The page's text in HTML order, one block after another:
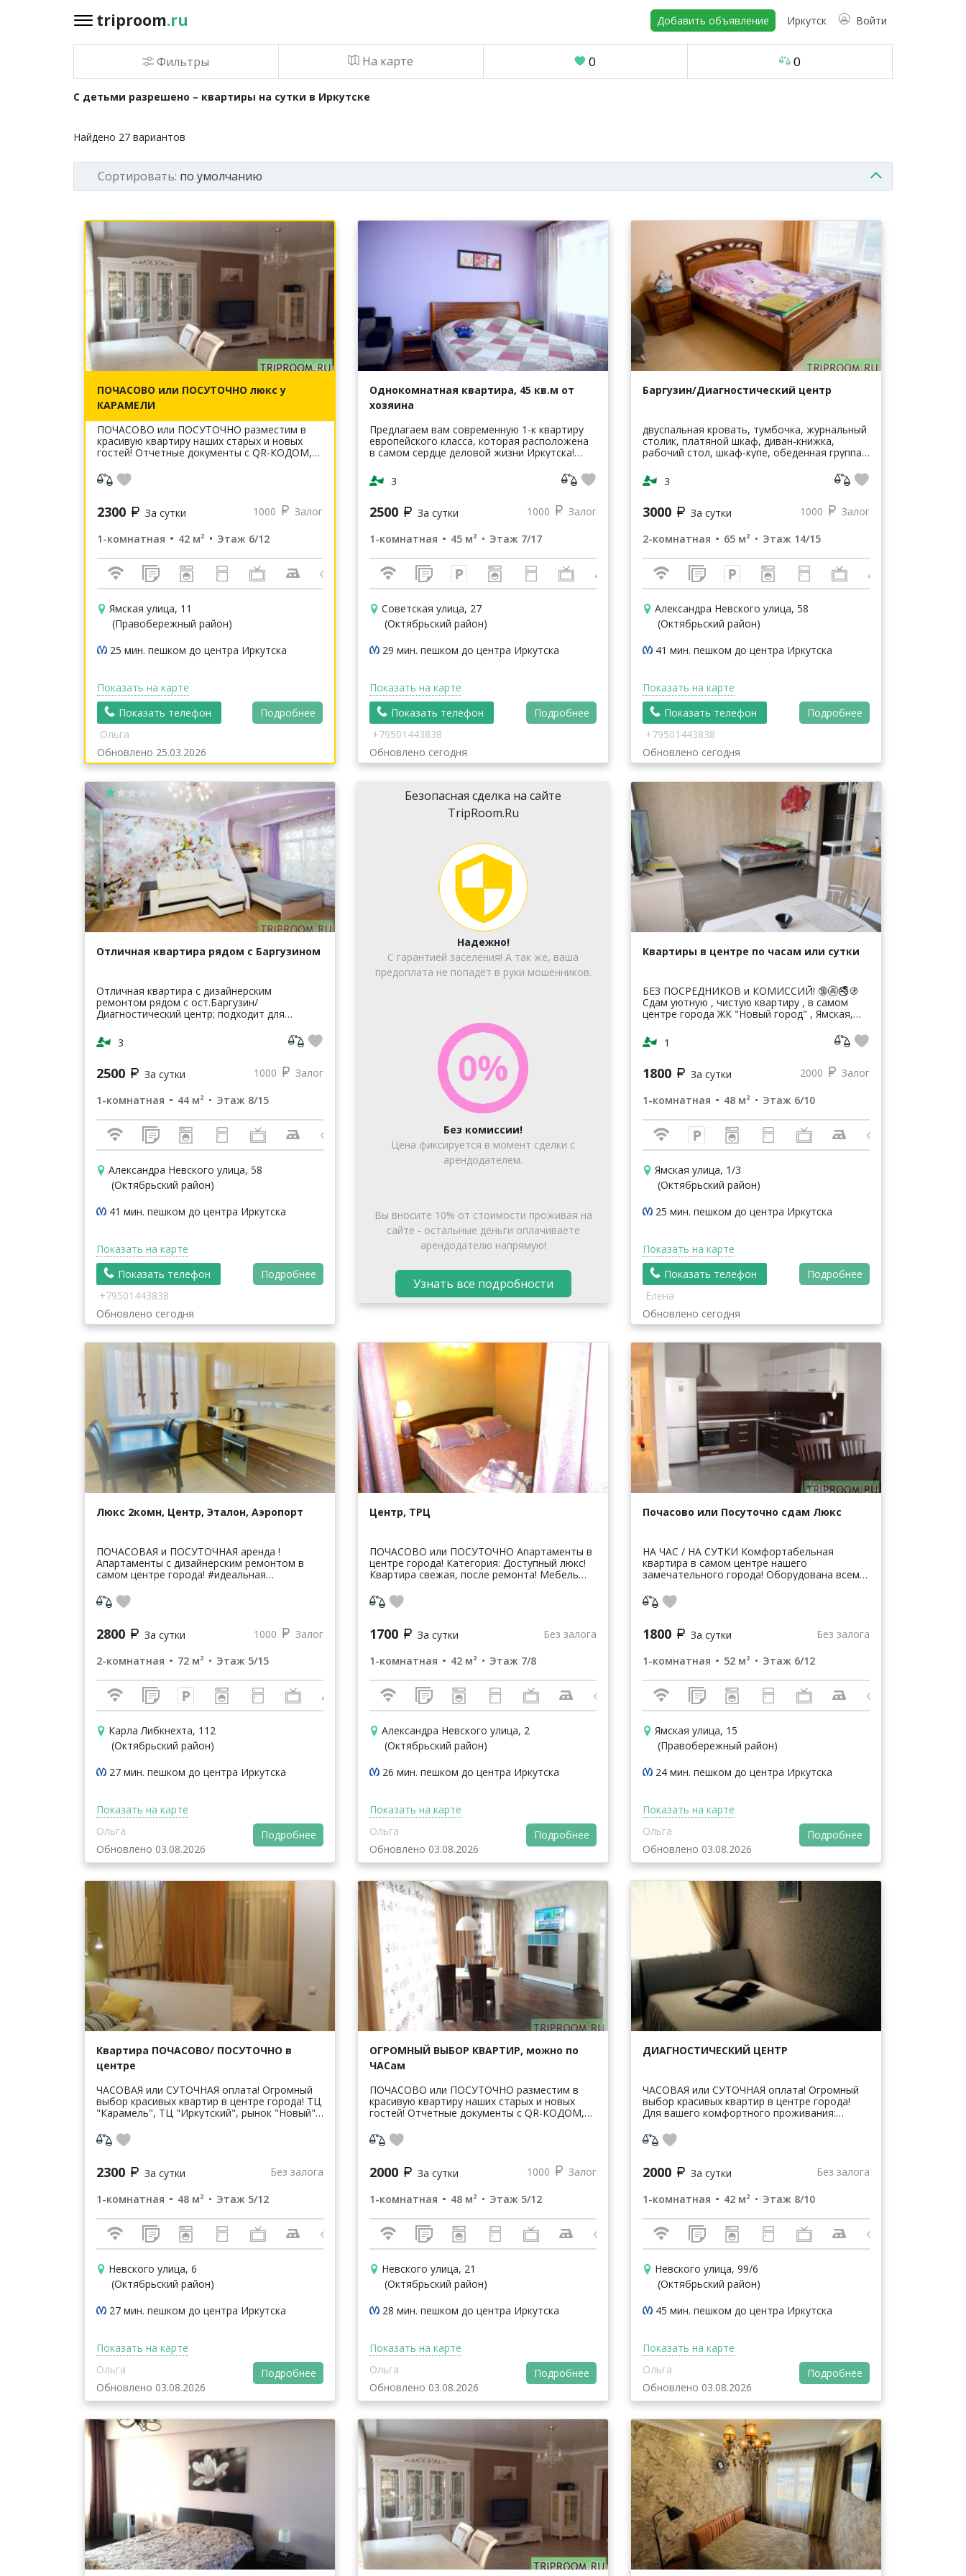
triproom.ru Добавить объявление Иркутск Войти
triproom.ru
Войти / Зарегистрироваться
Фильтры На карте 0 0
С детьми разрешено – квартиры на сутки в Иркутске
Найдено 27 вариантов
Сортировать: по умолчанию
ПОЧАСОВО или ПОСУТОЧНО люкс у
КАРАМЕЛИ
ПОЧАСОВО или ПОСУТОЧНО разместим в
красивую квартиру наших старых и новых
гостей! Отчетные документы с QR-КОДОМ,
2300 За сутки 1000
Залог
1-комнатная
42 м² Этаж 6/12
Ямская улица, 11
(Правобережный район)
25 мин. пешком до центра Иркутска
Показать на карте
Показать телефон
Подробнее
Ольга
Обновлено 25.03.2026
Однокомнатная квартира, 45 кв.м от
хозяина
Предлагаем вам современную 1-к квартиру
европейского класса, которая расположена
в самом сердце деловой жизни Иркутска!
стоимость зависит от сроков и перио...
3
2500 За сутки 1000
Залог
1-комнатная
45 м² Этаж 7/17
Советская улица, 27
(Октябрьский район)
29 мин. пешком до центра Иркутска
Показать на карте
Показать телефон
Подробнее
+79501443838
Обновлено сегодня
Баргузин/Диагностический центр
двуспальная кровать, тумбочка, журнальный
столик, платяной шкаф, диван-книжка,
рабочий стол, шкаф-купе, обеденная группа,
охраняемая стоянка, круглосуточная...
3
3000 За сутки 1000
Залог
2-комнатная
65 м² Этаж 14/15
Александра Невского улица, 58
(Октябрьский район)
41 мин. пешком до центра Иркутска
Показать на карте
Показать телефон
Подробнее
+79501443838
Обновлено сегодня
Отличная квартира рядом с Баргузином
Отличная квартира с дизайнерским
ремонтом рядом с ост.Баргузин/
Диагностический центр; подходит для
развитая инфраструктура: близость
супермаркетов, салон красоты,...
3
2500 За сутки 1000
Залог
1-комнатная
44 м² Этаж 8/15
Александра Невского улица, 58
(Октябрьский район)
41 мин. пешком до центра Иркутска
Показать на карте
Показать телефон
Подробнее
+79501443838
Обновлено сегодня
Безопасная сделка на сайте
TripRoom.Ru
Надежно!
С гарантией заселения! А так же, ваша
предоплата не попадет в руки мошенников.
Без комиссии!
Цена фиксируется в момент сделки с
арендодателем.
Вы вносите 10% от стоимости проживая на
сайте - остальные деньги оплачиваете
арендодателю напрямую!
Узнать все подробности
Квартиры в центре по часам или сутки
БЕЗ ПОСРЕДНИКОВ и КОМИССИЙ! 🔞🚱🚭🚯
Сдам уютную , чистую квартиру , в самом
центре города ЖК "Новый город" , Ямская,
Партизанская , Бесплатный Wi-Fi, кабел...
1
1800 За сутки 2000
Залог
1-комнатная
48 м² Этаж 6/10
Ямская улица, 1/3
(Октябрьский район)
25 мин. пешком до центра Иркутска
Показать на карте
Показать телефон
Подробнее
Елена
Обновлено сегодня
Люкс 2комн, Центр, Эталон, Аэропорт
ПОЧАСОВАЯ и ПОСУТОЧНАЯ аренда !
Апартаменты с дизайнерским ремонтом в
самом центре города! #идеальная
ремонт 2019года #современная мебель #вся
бытовая...
2800 За сутки 1000
Залог
2-комнатная
72 м² Этаж 5/15
Карла Либкнехта, 112
(Октябрьский район)
27 мин. пешком до центра Иркутска
Показать на карте
Ольга
Обновлено 03.08.2026
Подробнее
Центр, ТРЦ
ПОЧАСОВО или ПОСУТОЧНО Апартаменты в
центре города! Категория: Доступный люкс!
Квартира свежая, после ремонта! Мебель
необходимая бытовая техник...
1700 За сутки
Без залога
1-комнатная
42 м² Этаж 7/8
Александра Невского улица, 2
(Октябрьский район)
26 мин. пешком до центра Иркутска
Показать на карте
Ольга
Обновлено 03.08.2026
Подробнее
Почасово или Посуточно сдам Люкс
НА ЧАС / НА СУТКИ Комфортабельная
квартира в самом центре нашего
замечательного города! Оборудована всем
чтобы у нас в гостях вы почувствовали себя
как ...
1800 За сутки
Без залога
1-комнатная
52 м² Этаж 6/12
Ямская улица, 15
(Правобережный район)
24 мин. пешком до центра Иркутска
Показать на карте
Ольга
Обновлено 03.08.2026
Подробнее
Квартира ПОЧАСОВО/ ПОСУТОЧНО в
центре
ЧАСОВАЯ или СУТОЧНАЯ оплата! Огромный
выбор красивых квартир в центре города! ТЦ
"Карамель", ТЦ "Иркутский", рынок "Новый",
Ивано-Матренинская больниц...
2300 За сутки
Без залога
1-комнатная
48 м² Этаж 5/12
Невского улица, 6
(Октябрьский район)
27 мин. пешком до центра Иркутска
Показать на карте
Ольга
Обновлено 03.08.2026
Подробнее
ОГРОМНЫЙ ВЫБОР КВАРТИР, можно по
ЧАСам
ПОЧАСОВО или ПОСУТОЧНО разместим в
красивую квартиру наших старых и новых
гостей! Отчетные документы с QR-КОДОМ,
2000 За сутки 1000
Залог
1-комнатная
48 м² Этаж 5/12
Невского улица, 21
(Октябрьский район)
28 мин. пешком до центра Иркутска
Показать на карте
Ольга
Обновлено 03.08.2026
Подробнее
ДИАГНОСТИЧЕСКИЙ ЦЕНТР
ЧАСОВАЯ или СУТОЧНАЯ оплата! Огромный
выбор красивых квартир в центре города!
Для вашего комфортного проживания:
кабельное ТВ, бесплатный Wi-Fi. Неосп...
2000 За сутки
Без залога
1-комнатная
42 м² Этаж 8/10
Невского улица, 99/6
(Октябрьский район)
45 мин. пешком до центра Иркутска
Показать на карте
Ольга
Обновлено 03.08.2026
Подробнее